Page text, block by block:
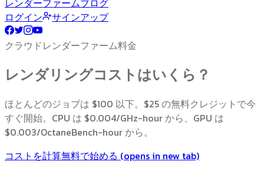
レンダーファームブログ
ログイン
サインアップ
クラウドレンダーファーム料金
レンダリングコストはいくら？
ほとんどのジョブは $100 以下。$25 の無料クレジットで今
すぐ開始。CPU は $0.004/GHz-hour から、GPU は
$0.003/OctaneBench-hour から。
コストを計算無料で始める (opens in new tab)